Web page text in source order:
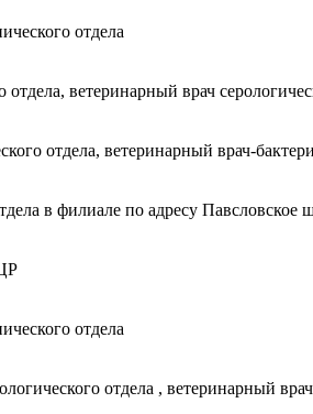
отдела
отдела, ветеринарный врач
отдела, ветеринарный врач-
в филиале по адресу Павсловское
отдела
отдела , ветеринарный